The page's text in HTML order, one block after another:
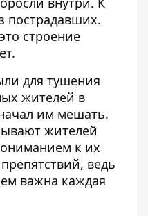
пострадавших.
строение
для тушения
жителей в
им мешать.
жителей
к их
ведь
важна каждая